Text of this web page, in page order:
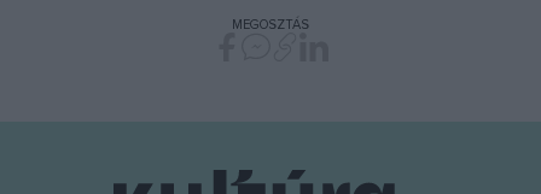
MEGOSZTÁS